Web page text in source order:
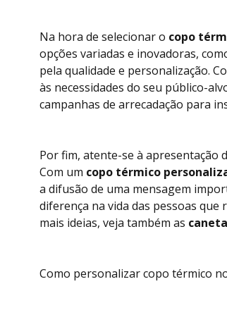
Na hora de selecionar o copo
opções variadas e inovadoras,
pela qualidade e personalização.
às necessidades do seu público-
campanhas de arrecadação para
Por fim, atente-se à apresentação
Com um copo térmico
a difusão de uma mensagem
diferença na vida das pessoas
mais ideias, veja também as
Como personalizar copo térmico